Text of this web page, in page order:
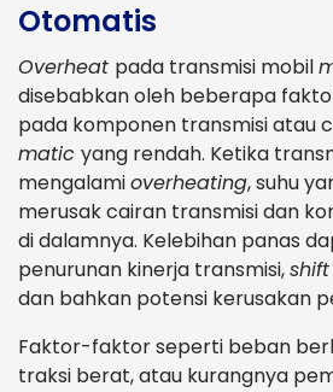
Otomatis
Overheat pada transmisi mobil
disebabkan oleh beberapa
pada komponen transmisi atau
matic yang rendah. Ketika
mengalamioverheating, suhu
merusak cairan transmisi dan
di dalamnya. Kelebihan panas
penurunan kinerja transmisi,shift
dan bahkan potensi kerusakan
Faktor-faktor seperti beban
traksi berat, atau kurangnya